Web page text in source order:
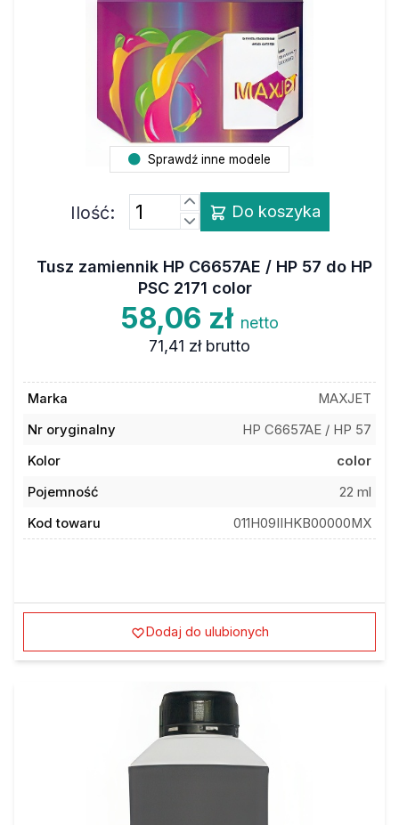
Sprawdź inne modele
Ilość: Do koszyka
Tusz zamiennik HP C6657AE / HP 57 do HP
PSC 2171 color
58,06 zł netto
71,41 zł brutto
Marka
MAXJET
Nr oryginalny
HP C6657AE / HP 57
Kolor
color
Pojemność
22 ml
Kod towaru
011H09IIHKB00000MX
Dodaj do ulubionych